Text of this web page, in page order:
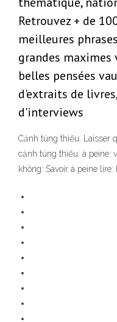
Retrouvez + de
meilleures
grandes maximes
belles pensées
d'extraits de
d'interviews
Cảnh túng thiếu. Laisser
cảnh túng thiếu: à peine:
không: Savoir à peine